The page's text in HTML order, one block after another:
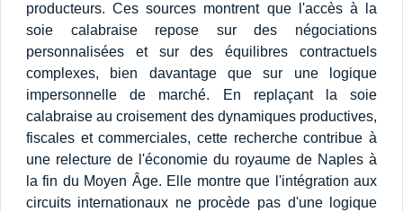
producteurs. Ces sources montrent que l'accès à la
soie calabraise repose sur des négociations
personnalisées et sur des équilibres contractuels
complexes, bien davantage que sur une logique
impersonnelle de marché. En replaçant la soie
calabraise au croisement des dynamiques productives,
fiscales et commerciales, cette recherche contribue à
une relecture de l'économie du royaume de Naples à
la fin du Moyen Âge. Elle montre que l'intégration aux
circuits internationaux ne procède pas d'une logique